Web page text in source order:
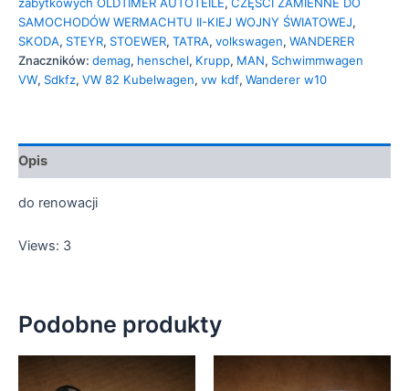
zabytkowych OLDTIMER AUTOTEILE, CZĘŚCI ZAMIENNE DO
SAMOCHODÓW WERMACHTU II-KIEJ WOJNY ŚWIATOWEJ,
SKODA, STEYR, STOEWER, TATRA, volkswagen, WANDERER
Znaczników: demag, henschel, Krupp, MAN, Schwimmwagen
VW, Sdkfz, VW 82 Kubelwagen, vw kdf, Wanderer w10
Opis
do renowacji
Views: 3
Podobne produkty